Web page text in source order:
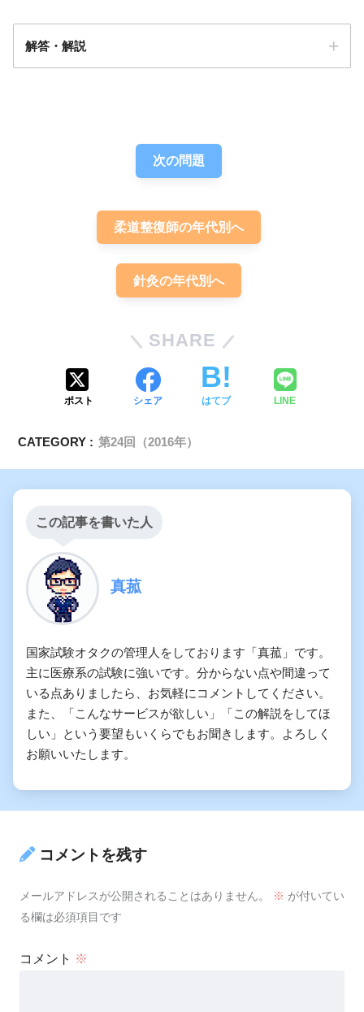
解答・解説
次の問題
柔道整復師の年代別へ
針灸の年代別へ
SHARE
ポスト シェア はてブ LINE
CATEGORY : 第24回（2016年）
この記事を書いた人
真菰
国家試験オタクの管理人をしております「真菰」です。
主に医療系の試験に強いです。分からない点や間違って
いる点ありましたら、お気軽にコメントしてください。
また、「こんなサービスが欲しい」「この解説をしてほ
しい」という要望もいくらでもお聞きします。よろしく
お願いいたします。
コメントを残す
メールアドレスが公開されることはありません。 ※ が付いてい
る欄は必須項目です
コメント ※